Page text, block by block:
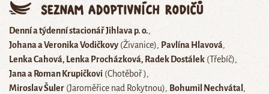
Seznam adoptivních rodičů
Denní a týdenní stacionář Jihlava p. o.
Johana a Veronika Vodičkovy (Živanice)
Pavlína Hlavová
Lenka Cahová, Lenka Procházková, Radek Dostálek (Třebíč)
Jana a Roman Krupičkovi (Chotěboř )
Miroslav Šuler (Jaroměřice nad Rokytnou)
Bohumil Nechvátal